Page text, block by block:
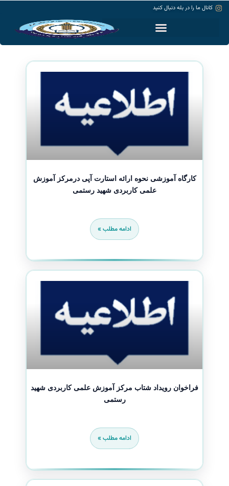
کانال ما را در بله دنبال کنید
کارگاه آموزشی نحوه ارائه استارت آپی درمرکز آموزش
علمی کاربردی شهید رستمی
ادامه مطلب »
فراخوان رویداد شتاب مرکز آموزش علمی کاربردی شهید
رستمی
ادامه مطلب »